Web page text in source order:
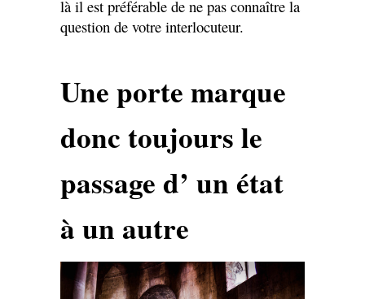
là il est préférable de ne pas connaître la
question de votre interlocuteur.
Une porte marque
donc toujours le
passage d’ un état
à un autre